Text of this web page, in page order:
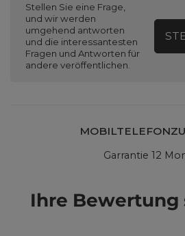
Stellen Sie eine Frage,
und wir werden
umgehend antworten
und die interessantesten
Fragen und Antworten für
andere veröffentlichen.
Garrantie 12
Ihre Bewertung